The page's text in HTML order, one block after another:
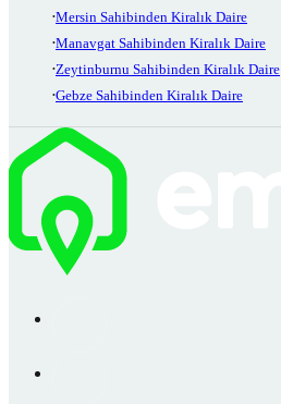
Mersin Sahibinden Kiralık Daire
Manavgat Sahibinden Kiralık Daire
Zeytinburnu Sahibinden Kiralık Daire
Gebze Sahibinden Kiralık Daire